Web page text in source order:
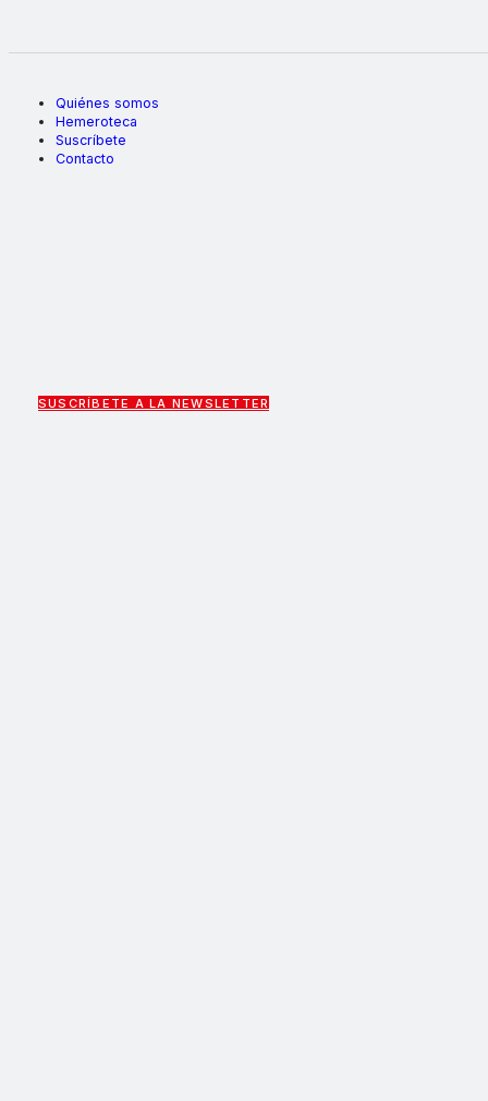
Quiénes somos
Hemeroteca
Suscríbete
Contacto
SUSCRÍBETE A LA NEWSLETTER